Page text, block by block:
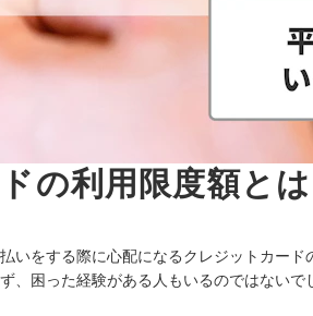
の利用限度額と
いをする際に心配になるクレジットカード
、困った経験がある人もいるのではないで